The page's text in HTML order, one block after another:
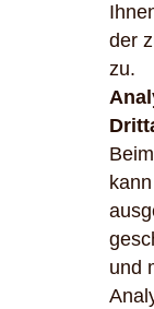
der
zu.
und